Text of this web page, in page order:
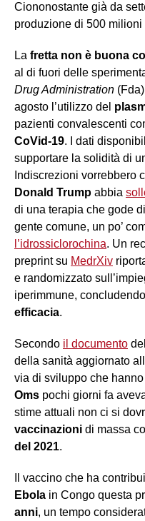
Ciononostante già da
produzione di 500
La fretta non è buona
al di fuori delle
Drug Administration
agosto l’utilizzo del
pazienti convalescenti
CoVid-19. I dati
supportare la solidità di
Indiscrezioni vorrebbero
Donald Trump abbia
di una terapia che gode
gente comune, un po’
l’idrossiclorochina. Un
preprint su MedrXiv
e randomizzato
iperimmune, concludendo
efficacia.
Secondo il documento
della sanità aggiornato
via di sviluppo che
Oms pochi giorni fa
stime attuali non ci si
vaccinazioni di massa
del 2021.
Il vaccino che ha
Ebola in Congo questa
anni, un tempo